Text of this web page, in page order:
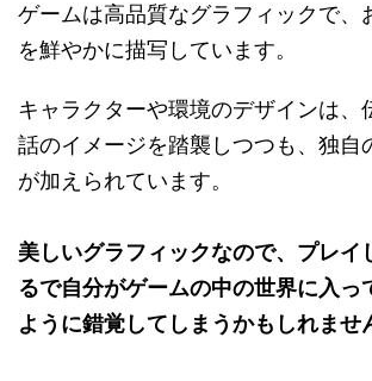
ゲームは高品質なグラフィックで、
を鮮やかに描写しています。
キャラクターや環境のデザインは、
話のイメージを踏襲しつつも、独自
が加えられています。
美しいグラフィックなので、プレイ
るで自分がゲームの中の世界に入っ
ように錯覚してしまうかもしれませ